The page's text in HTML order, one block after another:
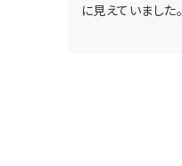
に見えていました。